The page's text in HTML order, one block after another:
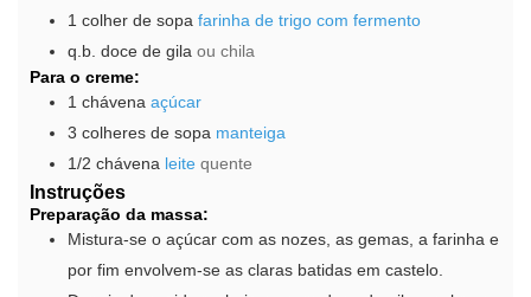
1 colher de sopa farinha de trigo com fermento
q.b. doce de gila ou chila
Para o creme:
1 chávena açúcar
3 colheres de sopa manteiga
1/2 chávena leite quente
Instruções
Preparação da massa:
Mistura-se o açúcar com as nozes, as gemas, a farinha e
por fim envolvem-se as claras batidas em castelo.